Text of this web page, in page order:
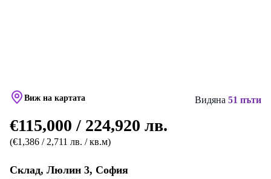
Виж на картата Видяна 51 пъти
€115,000 / 224,920 лв.
(€1,386 / 2,711 лв. / кв.м)
Склад, Люлин 3, София